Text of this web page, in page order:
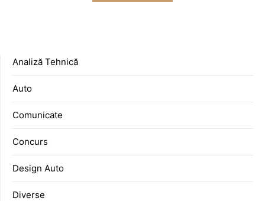
Analiză Tehnică
Auto
Comunicate
Concurs
Design Auto
Diverse